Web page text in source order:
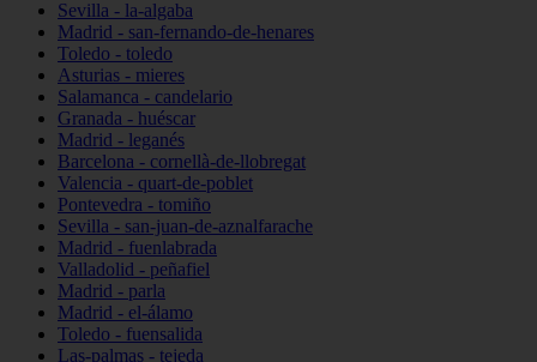
Sevilla - la-algaba
Madrid - san-fernando-de-henares
Toledo - toledo
Asturias - mieres
Salamanca - candelario
Granada - huéscar
Madrid - leganés
Barcelona - cornellà-de-llobregat
Valencia - quart-de-poblet
Pontevedra - tomiño
Sevilla - san-juan-de-aznalfarache
Madrid - fuenlabrada
Valladolid - peñafiel
Madrid - parla
Madrid - el-álamo
Toledo - fuensalida
Las-palmas - tejeda